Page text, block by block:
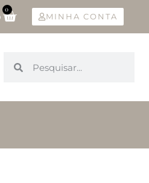
0
MINHA CONTA